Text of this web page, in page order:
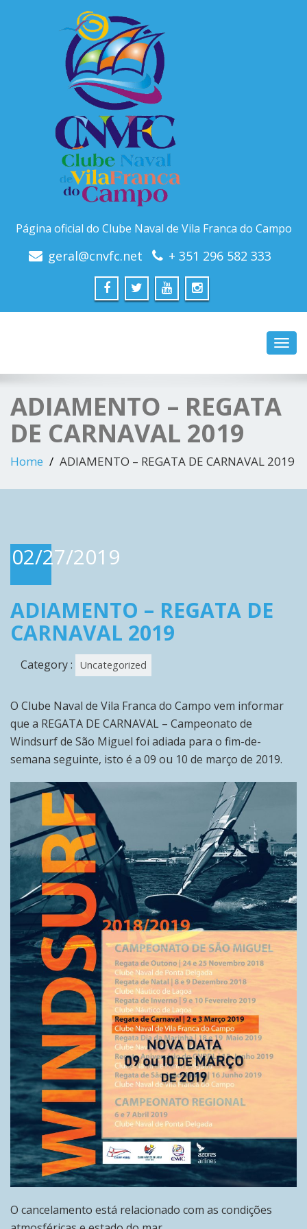
Página oficial do Clube Naval de Vila Franca do Campo
geral@cnvfc.net + 351 296 582 333
ADIAMENTO – REGATA
DE CARNAVAL 2019
Home ADIAMENTO – REGATA DE CARNAVAL 2019
02/27/2019
ADIAMENTO – REGATA DE
CARNAVAL 2019
Category : Uncategorized
O Clube Naval de Vila Franca do Campo vem informar
que a REGATA DE CARNAVAL – Campeonato de
Windsurf de São Miguel foi adiada para o fim-de-
semana seguinte, isto é a 09 ou 10 de março de 2019.
O cancelamento está relacionado com as condições